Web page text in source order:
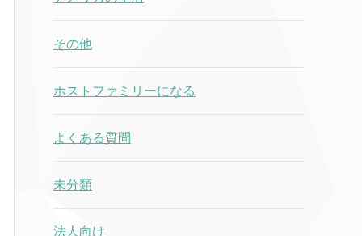
その他
ホストファミリーになる
よくある質問
未分類
法人向け